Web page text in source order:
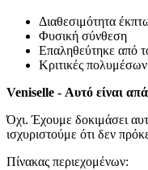
Διαθεσιμότητα
Φυσική σύνθεση
Επαληθεύτηκε από
Κριτικές πολυμέσων
Veniselle - Αυτό είναι
Όχι. Έχουμε δοκιμάσει
ισχυριστούμε ότι δεν
Πίνακας περιεχομένων: